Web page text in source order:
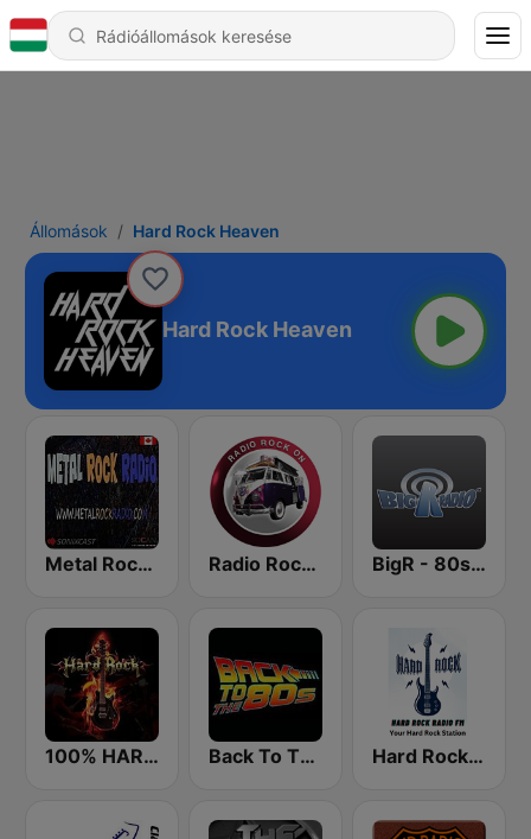
Állomások Hard Rock Heaven
Hard Rock Heaven
Metal Rock Radio Radio Rock On BigR - 80s Metal FM
100% HARD ROCK Back To The 80's Radio Hard Rock Radio FM